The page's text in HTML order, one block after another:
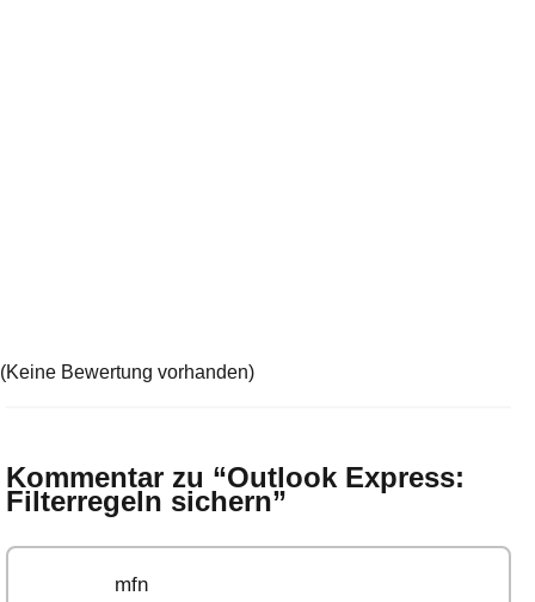
(Keine Bewertung vorhanden)
Kommentar zu “Outlook Express:
Filterregeln sichern”
mfn